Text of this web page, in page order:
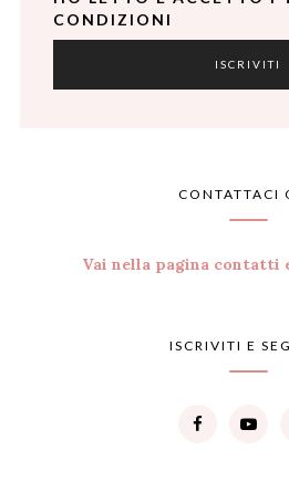
CONDIZIONI
CONTATTACI
Vai nella pagina contatti
ISCRIVITI E